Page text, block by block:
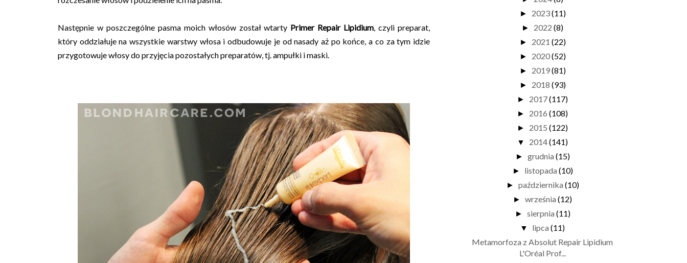
Następnie w poszczególne pasma moich włosów został wtarty Primer Repair Lipidium, czyli preparat,
który oddziałuje na wszystkie warstwy włosa i odbudowuje je od nasady aż po końce, a co za tym idzie
przygotowuje włosy do przyjęcia pozostałych preparatów, tj. ampułki i maski.
► 2023(11)
► 2022 (8)
► 2021 (22)
► 2020(52)
► 2019(81)
► 2018 (93)
► 2017(117)
► 2016 (108)
► 2015 (122)
▼ 2014(141)
► grudnia (15)
► listopada (10)
► października (10)
► września (12)
► sierpnia (11)
▼ lipca (11)
Metamorfoza z Absolut Repair Lipidium
L'Oréal Prof...